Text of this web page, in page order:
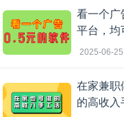
看一个广
平台，均
2025-06-
在家兼职
的高收入